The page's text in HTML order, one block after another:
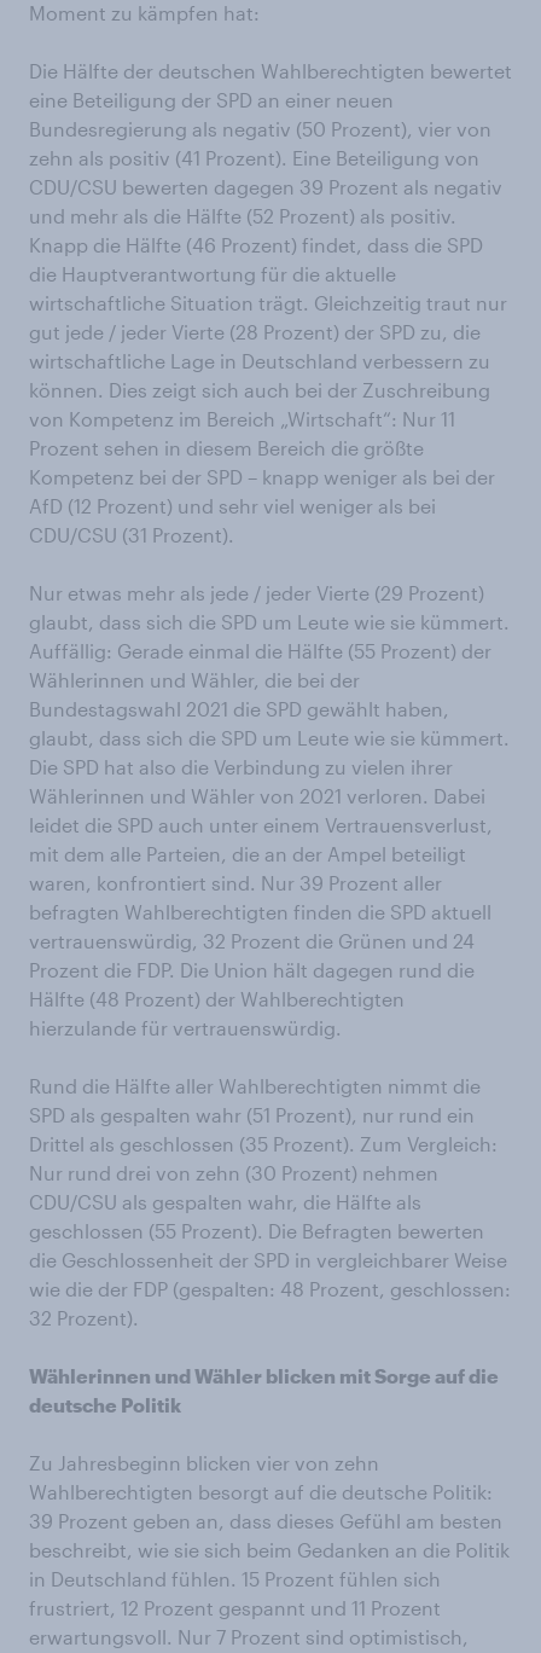
Moment zu kämpfen hat:
Die Hälfte der deutschen Wahlberechtigten bewertet
eine Beteiligung der SPD an einer neuen
Bundesregierung als negativ (50 Prozent), vier von
zehn als positiv (41 Prozent). Eine Beteiligung von
CDU/CSU bewerten dagegen 39 Prozent als negativ
und mehr als die Hälfte (52 Prozent) als positiv.
Knapp die Hälfte (46 Prozent) findet, dass die SPD
die Hauptverantwortung für die aktuelle
wirtschaftliche Situation trägt. Gleichzeitig traut nur
gut jede / jeder Vierte (28 Prozent) der SPD zu, die
wirtschaftliche Lage in Deutschland verbessern zu
können. Dies zeigt sich auch bei der Zuschreibung
von Kompetenz im Bereich „Wirtschaft“: Nur 11
Prozent sehen in diesem Bereich die größte
Kompetenz bei der SPD – knapp weniger als bei der
AfD (12 Prozent) und sehr viel weniger als bei
CDU/CSU (31 Prozent).
Nur etwas mehr als jede / jeder Vierte (29 Prozent)
glaubt, dass sich die SPD um Leute wie sie kümmert.
Auffällig: Gerade einmal die Hälfte (55 Prozent) der
Wählerinnen und Wähler, die bei der
Bundestagswahl 2021 die SPD gewählt haben,
glaubt, dass sich die SPD um Leute wie sie kümmert.
Die SPD hat also die Verbindung zu vielen ihrer
Wählerinnen und Wähler von 2021 verloren. Dabei
leidet die SPD auch unter einem Vertrauensverlust,
mit dem alle Parteien, die an der Ampel beteiligt
waren, konfrontiert sind. Nur 39 Prozent aller
befragten Wahlberechtigten finden die SPD aktuell
vertrauenswürdig, 32 Prozent die Grünen und 24
Prozent die FDP. Die Union hält dagegen rund die
Hälfte (48 Prozent) der Wahlberechtigten
hierzulande für vertrauenswürdig.
Rund die Hälfte aller Wahlberechtigten nimmt die
SPD als gespalten wahr (51 Prozent), nur rund ein
Drittel als geschlossen (35 Prozent). Zum Vergleich:
Nur rund drei von zehn (30 Prozent) nehmen
CDU/CSU als gespalten wahr, die Hälfte als
geschlossen (55 Prozent). Die Befragten bewerten
die Geschlossenheit der SPD in vergleichbarer Weise
wie die der FDP (gespalten: 48 Prozent, geschlossen:
32 Prozent).
Wählerinnen und Wähler blicken mit Sorge auf die
deutsche Politik
Zu Jahresbeginn blicken vier von zehn
Wahlberechtigten besorgt auf die deutsche Politik:
39 Prozent geben an, dass dieses Gefühl am besten
beschreibt, wie sie sich beim Gedanken an die Politik
in Deutschland fühlen. 15 Prozent fühlen sich
frustriert, 12 Prozent gespannt und 11 Prozent
erwartungsvoll. Nur 7 Prozent sind optimistisch,